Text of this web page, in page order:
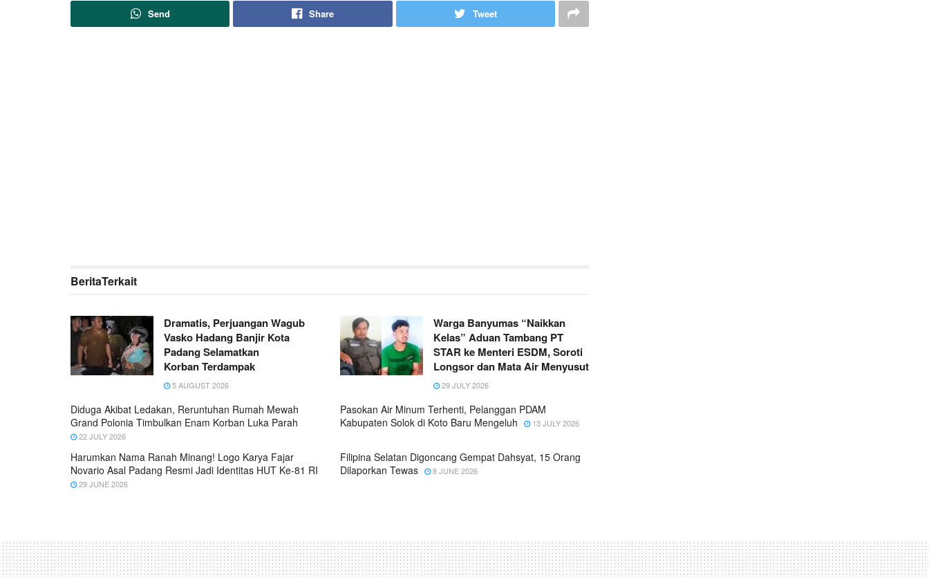
Send Share Tweet
BeritaTerkait
Dramatis, Perjuangan Wagub
Vasko Hadang Banjir Kota
Padang Selamatkan
Korban Terdampak
5 AUGUST 2026
Warga Banyumas “Naikkan
Kelas” Aduan Tambang PT
STAR ke Menteri ESDM, Soroti
Longsor dan Mata Air Menyusut
29 JULY 2026
Diduga Akibat Ledakan, Reruntuhan Rumah Mewah
Grand Polonia Timbulkan Enam Korban Luka Parah
22 JULY 2026
Pasokan Air Minum Terhenti, Pelanggan PDAM
Kabupaten Solok di Koto Baru Mengeluh
13 JULY 2026
Harumkan Nama Ranah Minang! Logo Karya Fajar
Novario Asal Padang Resmi Jadi Identitas HUT Ke-81 RI
29 JUNE 2026
Filipina Selatan Digoncang Gempat Dahsyat, 15 Orang
Dilaporkan Tewas
8 JUNE 2026